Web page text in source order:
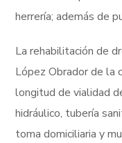
herrería; además de
La rehabilitación de
López Obrador de la
longitud de vialidad
hidráulico, tubería
toma domiciliaria y